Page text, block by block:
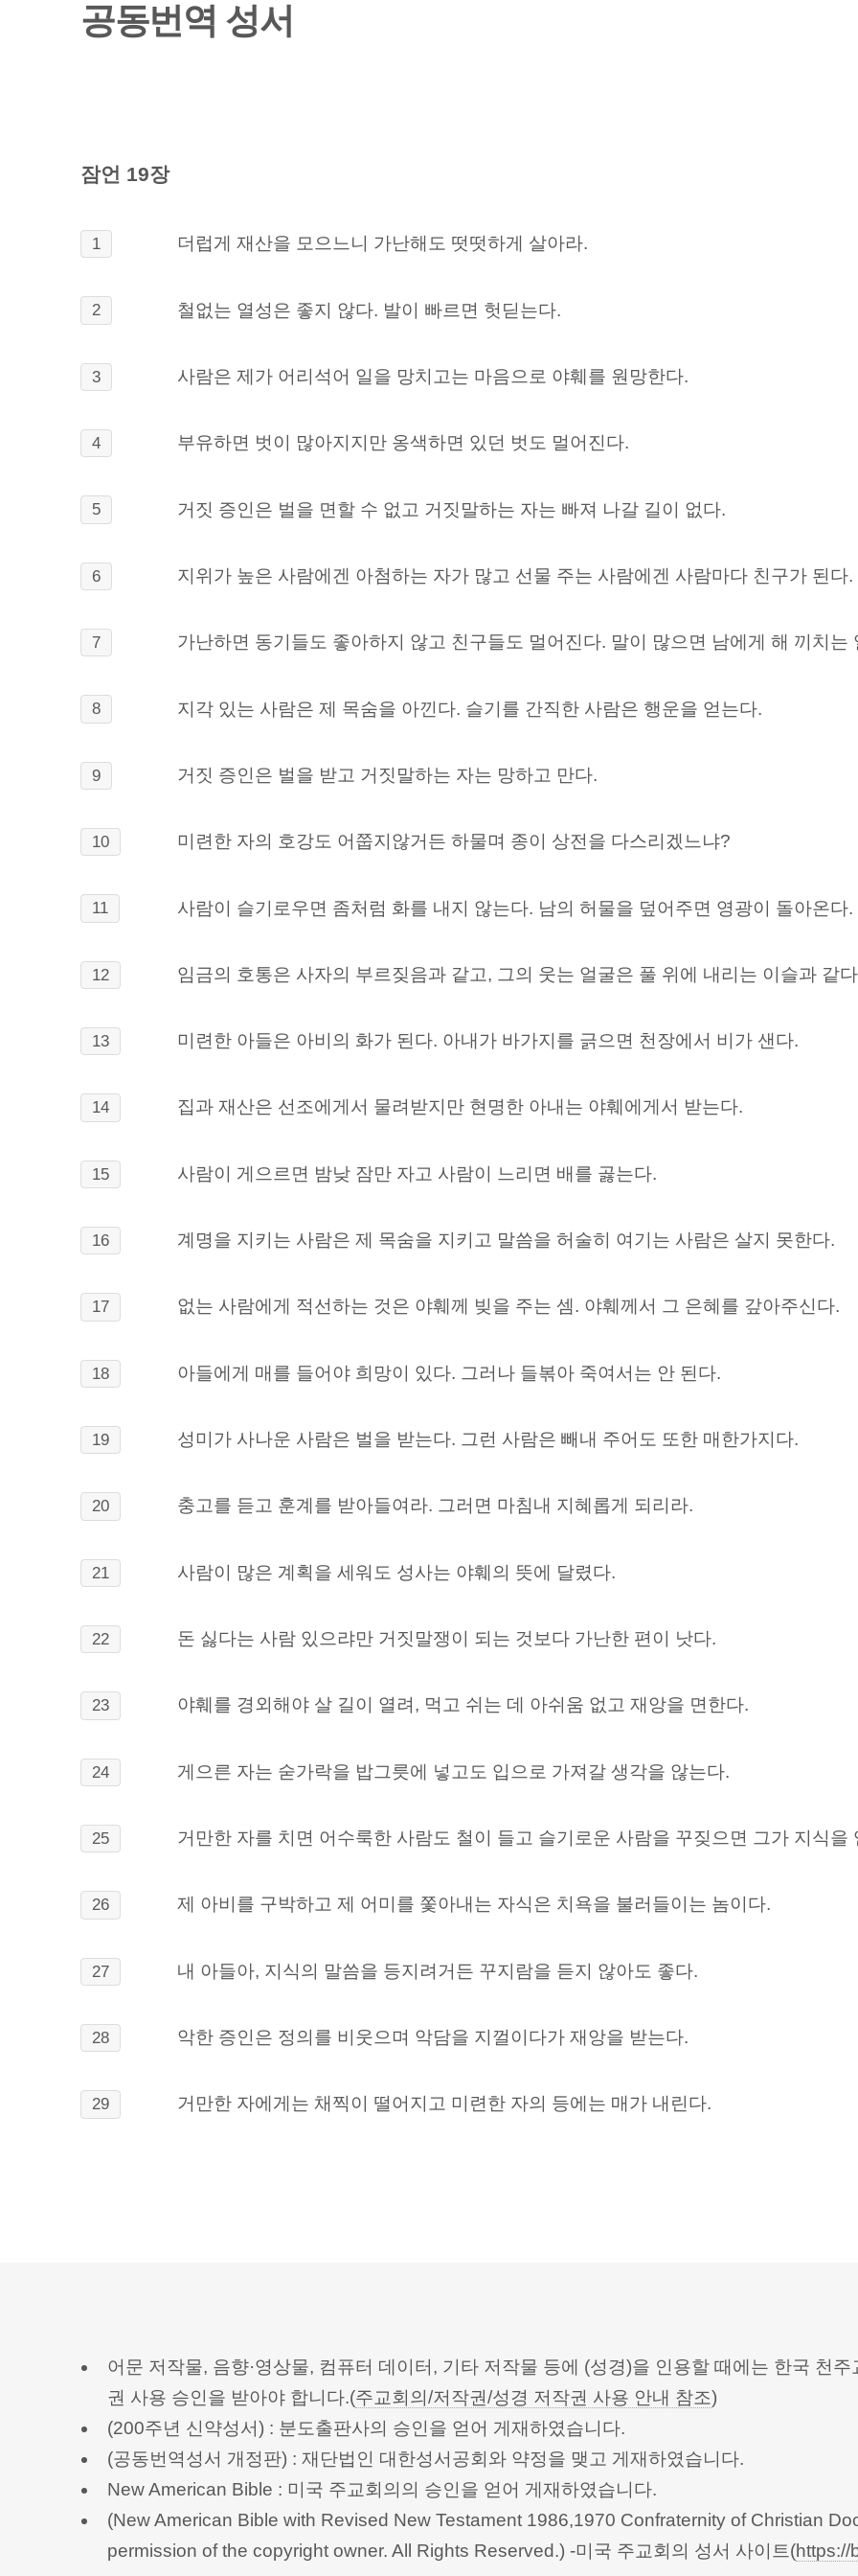
공동번역 성서
잠언 19장
1 더럽게 재산을 모으느니 가난해도 떳떳하게 살아라.
2 철없는 열성은 좋지 않다. 발이 빠르면 헛딛는다.
3 사람은 제가 어리석어 일을 망치고는 마음으로 야훼를 원망한다.
4 부유하면 벗이 많아지지만 옹색하면 있던 벗도 멀어진다.
5 거짓 증인은 벌을 면할 수 없고 거짓말하는 자는 빠져 나갈 길이 없다.
6 지위가 높은 사람에겐 아첨하는 자가 많고 선물 주는 사람에겐 사람마다 친구가 된다.
7 가난하면 동기들도 좋아하지 않고 친구들도 멀어진다. 말이 많으면 남에게 해 끼치는
8 지각 있는 사람은 제 목숨을 아낀다. 슬기를 간직한 사람은 행운을 얻는다.
9 거짓 증인은 벌을 받고 거짓말하는 자는 망하고 만다.
10 미련한 자의 호강도 어쭙지않거든 하물며 종이 상전을 다스리겠느냐?
11 사람이 슬기로우면 좀처럼 화를 내지 않는다. 남의 허물을 덮어주면 영광이 돌아온다.
12 임금의 호통은 사자의 부르짖음과 같고, 그의 웃는 얼굴은 풀 위에 내리는 이슬과 같
13 미련한 아들은 아비의 화가 된다. 아내가 바가지를 긁으면 천장에서 비가 샌다.
14 집과 재산은 선조에게서 물려받지만 현명한 아내는 야훼에게서 받는다.
15 사람이 게으르면 밤낮 잠만 자고 사람이 느리면 배를 곯는다.
16 계명을 지키는 사람은 제 목숨을 지키고 말씀을 허술히 여기는 사람은 살지 못한다.
17 없는 사람에게 적선하는 것은 야훼께 빚을 주는 셈. 야훼께서 그 은혜를 갚아주신다.
18 아들에게 매를 들어야 희망이 있다. 그러나 들볶아 죽여서는 안 된다.
19 성미가 사나운 사람은 벌을 받는다. 그런 사람은 빼내 주어도 또한 매한가지다.
20 충고를 듣고 훈계를 받아들여라. 그러면 마침내 지혜롭게 되리라.
21 사람이 많은 계획을 세워도 성사는 야훼의 뜻에 달렸다.
22 돈 싫다는 사람 있으랴만 거짓말쟁이 되는 것보다 가난한 편이 낫다.
23 야훼를 경외해야 살 길이 열려, 먹고 쉬는 데 아쉬움 없고 재앙을 면한다.
24 게으른 자는 숟가락을 밥그릇에 넣고도 입으로 가져갈 생각을 않는다.
25 거만한 자를 치면 어수룩한 사람도 철이 들고 슬기로운 사람을 꾸짖으면 그가 지식을
26 제 아비를 구박하고 제 어미를 쫓아내는 자식은 치욕을 불러들이는 놈이다.
27 내 아들아, 지식의 말씀을 등지려거든 꾸지람을 듣지 않아도 좋다.
28 악한 증인은 정의를 비웃으며 악담을 지껄이다가 재앙을 받는다.
29 거만한 자에게는 채찍이 떨어지고 미련한 자의 등에는 매가 내린다.
어문 저작물, 음향·영상물, 컴퓨터 데이터, 기타 저작물 등에 (성경)을 인용할 때에는 한국 천
권 사용 승인을 받아야 합니다.(주교회의/저작권/성경 저작권 사용 안내 참조)
(200주년 신약성서) : 분도출판사의 승인을 얻어 게재하였습니다.
(공동번역성서 개정판) : 재단법인 대한성서공회와 약정을 맺고 게재하였습니다.
New American Bible : 미국 주교회의의 승인을 얻어 게재하였습니다.
(New American Bible with Revised New Testament 1986,1970 Confraternity of Christian
permission of the copyright owner. All Rights Reserved.) -미국 주교회의 성서 사이트(https://